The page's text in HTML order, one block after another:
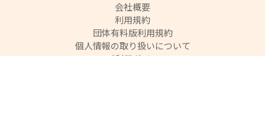
会社概要
利用規約
団体有料版利用規約
個人情報の取り扱いについて
ご利用ガイド